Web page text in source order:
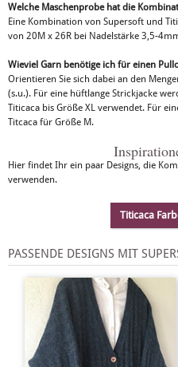
Welche Maschenprobe hat die
Eine Kombination von Supersoft und
von 20M x 26R bei Nadelstärke 3,5-
Wieviel Garn benötige ich für einen
Orientieren Sie sich dabei an den
(s.u.). Für eine hüftlange Strickjacke
Titicaca bis Größe XL verwendet. Für
Titcaca für Größe M.
Hier findet Ihr ein paar Designs, die
verwenden.
Titicaca
PASSENDE DESIGNS MIT